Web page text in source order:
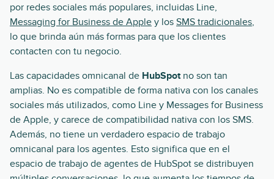
por redes sociales más populares, incluidas Line,
Messaging for Business de Apple y los SMS tradicionales,
lo que brinda aún más formas para que los clientes
contacten con tu negocio.
Las capacidades omnicanal de HubSpotno son tan
amplias. No es compatible de forma nativa con los canales
sociales más utilizados, como Line y Messages for Business
de Apple, y carece de compatibilidad nativa con los SMS.
Además, no tiene un verdadero espacio de trabajo
omnicanal para los agentes. Esto significa que en el
espacio de trabajo de agentes de HubSpot se distribuyen